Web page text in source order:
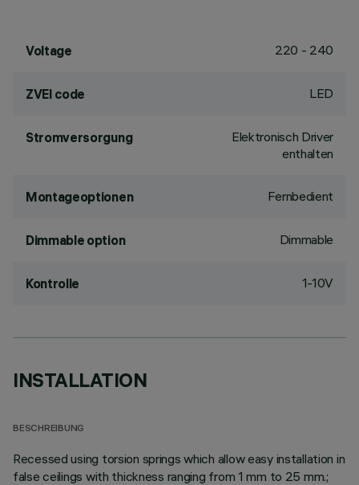
Voltage 220 - 240
ZVEI code LED
Stromversorgung
Elektronisch Driver
enthalten
Montageoptionen Fernbedient
Dimmable option Dimmable
Kontrolle 1-10V
INSTALLATION
BESCHREIBUNG
Recessed using torsion springs which allow easy installation in
false ceilings with thickness ranging from 1 mm to 25 mm.;